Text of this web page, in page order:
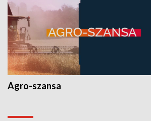
Agro-szansa